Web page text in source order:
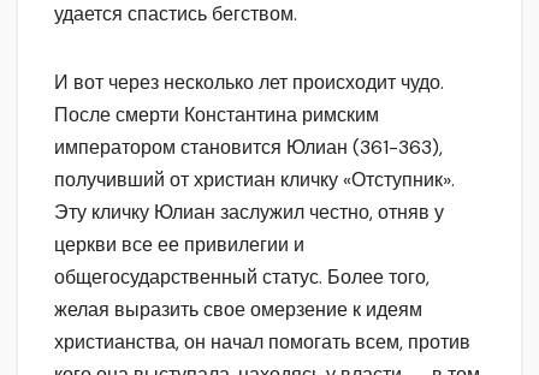
удается спастись бегством.
И вот через несколько лет происходит чудо.
После смерти Константина римским
императором становится Юлиан (361-363),
получивший от христиан кличку «Отступник».
Эту кличку Юлиан заслужил честно, отняв у
церкви все ее привилегии и
общегосударственный статус. Более того,
желая выразить свое омерзение к идеям
христианства, он начал помогать всем, против